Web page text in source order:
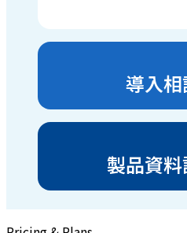
導入相
製品資